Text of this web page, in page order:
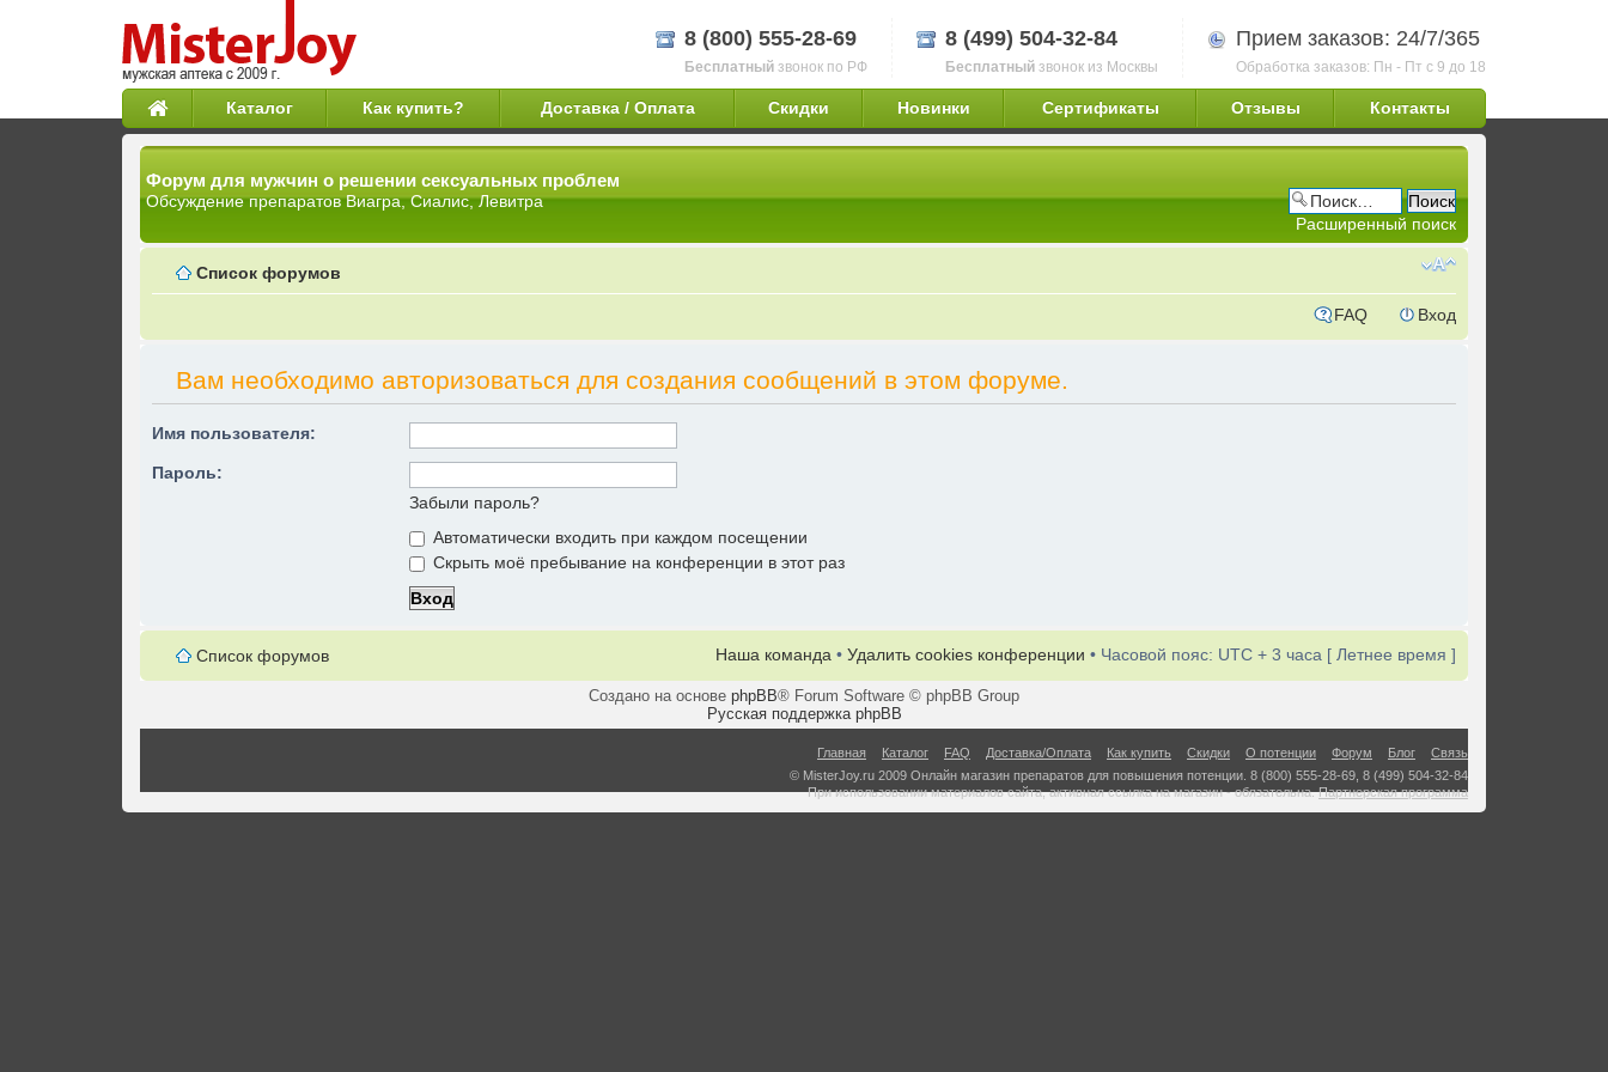
8 (800) 555-28-69
Бесплатный звонок по РФ
8 (499) 504-32-84
Бесплатный звонок из Москвы
Прием заказов: 24/7/365
Обработка заказов: Пн - Пт с 9 до 18
Каталог Как купить? Доставка / Оплата Скидки Новинки Сертификаты Отзывы Контакты
Форум для мужчин о решении сексуальных проблем
Обсуждение препаратов Виагра, Сиалис, Левитра
Расширенный поиск
Список форумов
FAQ Вход
Вам необходимо авторизоваться для создания сообщений в этом форуме.
Имя пользователя:
Пароль:
Забыли пароль?
Автоматически входить при каждом посещении
Скрыть моё пребывание на конференции в этот раз
Список форумов Наша команда • Удалить cookies конференции • Часовой пояс: UTC + 3 часа [ Летнее время ]
Создано на основе phpBB® Forum Software © phpBB Group
Русская поддержка phpBB
Главная Каталог FAQ Доставка/Оплата Как купить Скидки О потенции Форум Блог
Связь
© MisterJoy.ru 2009 Онлайн магазин препаратов для повышения потенции. 8 (800) 555-28-69, 8 (499) 504-32-84
При использовании материалов сайта, активная ссылка на магазин - обязательна.Партнерская программа